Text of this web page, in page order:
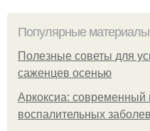
Популярные материалы
Полезные советы для
саженцев осенью
Аркоксиа: современный
воспалительных